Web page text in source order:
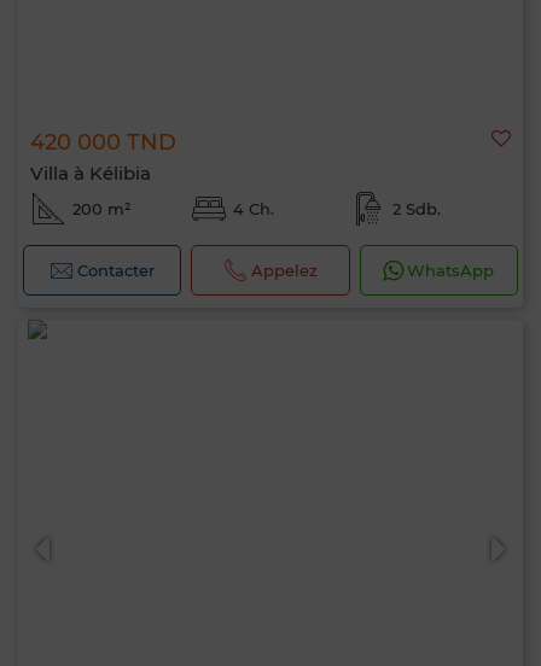
420 000 TND
Villa à Kélibia
200 m² 4 Ch. 2 Sdb.
Contacter Appelez WhatsApp